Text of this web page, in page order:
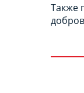
Также